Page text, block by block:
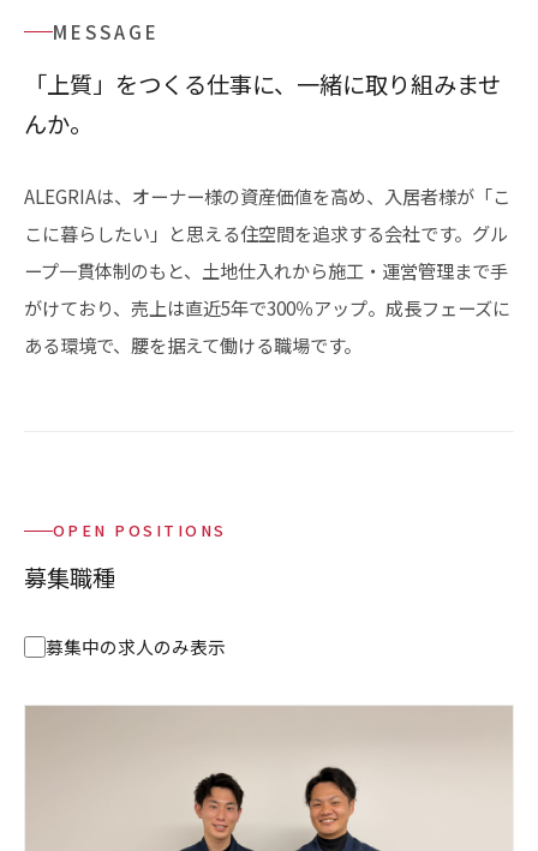
MESSAGE
「上質」をつくる仕事に、一緒に取り組みませ
んか。
ALEGRIAは、オーナー様の資産価値を高め、入居者様が「こ
こに暮らしたい」と思える住空間を追求する会社です。グル
ープ一貫体制のもと、土地仕入れから施工・運営管理まで手
がけており、売上は直近5年で300％アップ。成長フェーズに
ある環境で、腰を据えて働ける職場です。
OPEN POSITIONS
募集職種
募集中の求人のみ表示